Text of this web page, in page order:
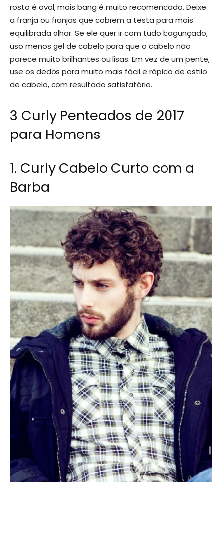
rosto é oval, mais bang é muito recomendado. Deixe
a franja ou franjas que cobrem a testa para mais
equilibrada olhar. Se ele quer ir com tudo bagunçado,
uso menos gel de cabelo para que o cabelo não
parece muito brilhantes ou lisas. Em vez de um pente,
use os dedos para muito mais fácil e rápido de estilo
de cabelo, com resultado satisfatório.
3 Curly Penteados de 2017
para Homens
1. Curly Cabelo Curto com a
Barba